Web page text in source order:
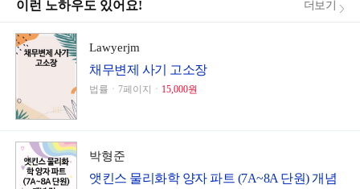
이런 노하우도 있어요! 더보기
Lawyerjm
채무변제 사기 고소장
법률ㆍ7페이지ㆍ 15,000원
박형준
앳킨스 물리화학 양자 파트 (7A~8A 단원) 개념